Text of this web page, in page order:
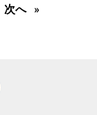
次へ »